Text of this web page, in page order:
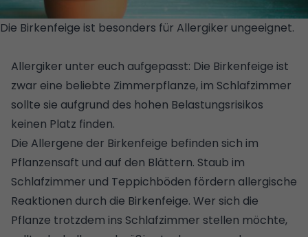
Die Birkenfeige ist besonders für Allergiker ungeeignet.
Allergiker unter euch aufgepasst: Die Birkenfeige ist
zwar eine beliebte Zimmerpflanze, im Schlafzimmer
sollte sie aufgrund des hohen Belastungsrisikos
keinen Platz finden.
Die Allergene der Birkenfeige befinden sich im
Pflanzensaft und auf den Blättern. Staub im
Schlafzimmer und Teppichböden fördern allergische
Reaktionen durch die Birkenfeige. Wer sich die
Pflanze trotzdem ins Schlafzimmer stellen möchte,